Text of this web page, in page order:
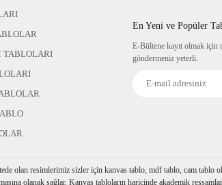
TABLOLARI
En Yeni ve Popüler
E-Bültene kayıt olmak için
göndermeniz yeterli.
olan resimlerimiz sizler için kanvas tablo, mdf tablo, cam tablo
olanak sağlar. Kanvas tabloların haricinde akademik